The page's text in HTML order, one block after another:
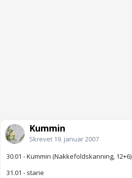
Kummin
Skrevet 19. januar 2007
30.01 - Kummin (Nakkefoldskanning, 12+6)
31.01 - starie